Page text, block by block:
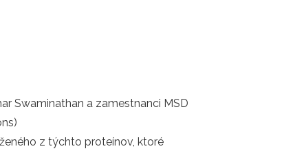
Swaminathan a zamestnanci MSD
z týchto proteínov, ktoré